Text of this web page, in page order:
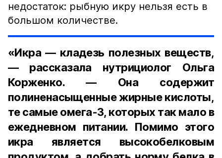
недостаток: рыбную икру нельзя есть в
большом количестве.
«Икра — кладезь полезных веществ,
— рассказала нутрициолог Ольга
Корженко. — Она содержит
полиненасыщенные жирные кислоты,
те самые омега-3, которых так мало в
ежедневном питании. Помимо этого
икра является высокобелковым